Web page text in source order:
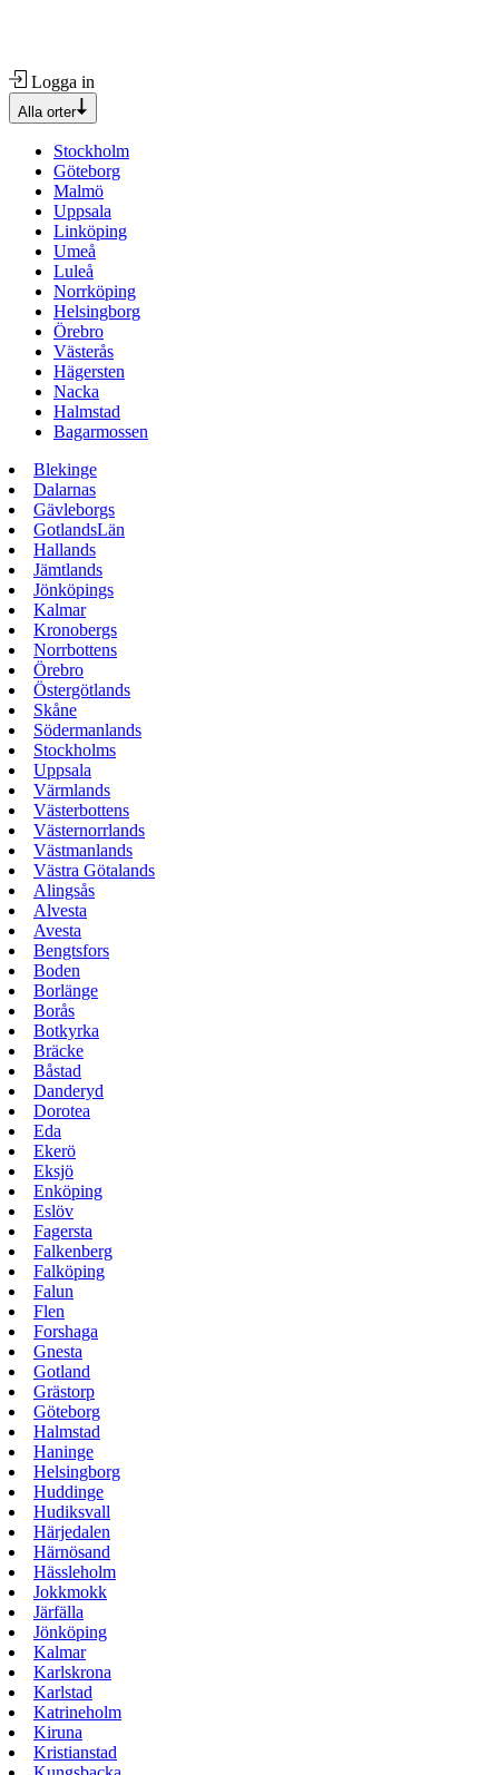
Logga in
Alla orter
Stockholm
Göteborg
Malmö
Uppsala
Linköping
Umeå
Luleå
Norrköping
Helsingborg
Örebro
Västerås
Hägersten
Nacka
Halmstad
Bagarmossen
Blekinge
Dalarnas
Gävleborgs
GotlandsLän
Hallands
Jämtlands
Jönköpings
Kalmar
Kronobergs
Norrbottens
Örebro
Östergötlands
Skåne
Södermanlands
Stockholms
Uppsala
Värmlands
Västerbottens
Västernorrlands
Västmanlands
Västra Götalands
Alingsås
Alvesta
Avesta
Bengtsfors
Boden
Borlänge
Borås
Botkyrka
Bräcke
Båstad
Danderyd
Dorotea
Eda
Ekerö
Eksjö
Enköping
Eslöv
Fagersta
Falkenberg
Falköping
Falun
Flen
Forshaga
Gnesta
Gotland
Grästorp
Göteborg
Halmstad
Haninge
Helsingborg
Huddinge
Hudiksvall
Härjedalen
Härnösand
Hässleholm
Jokkmokk
Järfälla
Jönköping
Kalmar
Karlskrona
Karlstad
Katrineholm
Kiruna
Kristianstad